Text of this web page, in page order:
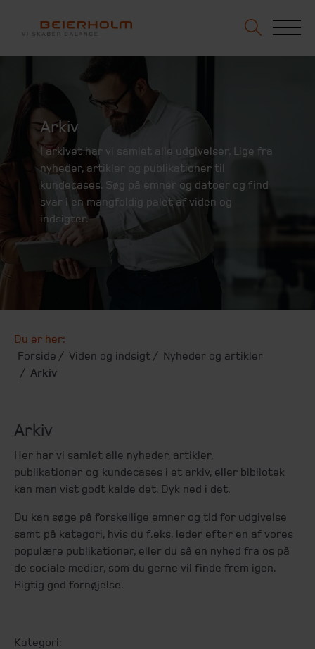
Arkiv
I arkivet har vi samlet alle udgivelser. Lige fra
nyheder, artikler og publikationer til
kundecases. Søg på emner og datoer og find
svar i en mangfoldig palet af viden og
indsigter.
Du er her:
Forside
Viden og indsigt
Nyheder og artikler
Arkiv
Arkiv
Her har vi samlet alle nyheder, artikler,
publikationer og kundecases i et arkiv, eller bibliotek
kan man vist godt kalde det. Dyk ned i det.
Du kan søge på forskellige emner og tid for udgivelse
samt på kategori, hvis du f.eks. leder efter en af vores
populære publikationer, eller du så en nyhed fra os på
de sociale medier, som du gerne vil finde frem igen.
Rigtig god fornøjelse.
Kategori: